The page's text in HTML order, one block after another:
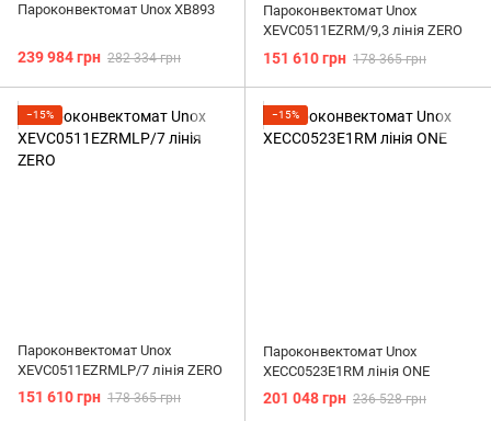
Пароконвектомат Unox XB893
239 984 грн 282 334 грн
Пароконвектомат Unox
XEVC0511EZRM/9,3 лінія ZERO
151 610 грн 178 365 грн
−15%
Пароконвектомат Unox
XEVC0511EZRMLP/7 лінія ZERO
151 610 грн 178 365 грн
−15%
Пароконвектомат Unox
XECC0523E1RM лінія ONE
201 048 грн 236 528 грн